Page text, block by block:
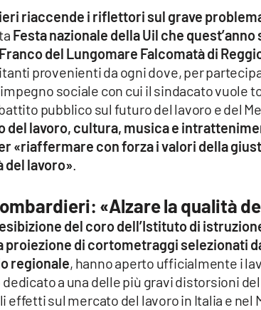
riaccende i riflettori sul grave
Festa nazionale della Uil che
del Lungomare Falcomatà di
provenienti da ogni dove, per
sociale con cui il sindacato vuole
pubblico sul futuro del lavoro e del
del lavoro, cultura, musica e
«riaffermare con forza i valori della
del lavoro».
«Alzare la qualità
del coro dell’Istituto di
proiezione di cortometraggi selezionati
regionale, hanno aperto ufficialmente i
a una delle più gravi distorsioni
sul mercato del lavoro in Italia e nel